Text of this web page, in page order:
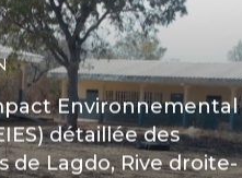
Environnemental
détaillée des
de Lagdo, Rive droite-